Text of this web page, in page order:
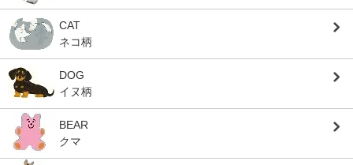
CAT
ネコ柄
DOG
イヌ柄
BEAR
クマ